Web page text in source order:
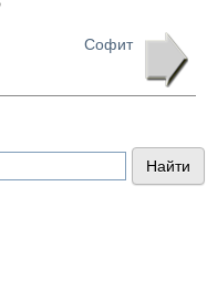
Софит